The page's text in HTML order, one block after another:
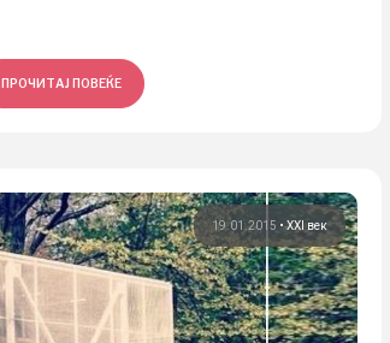
ПРОЧИТАЈ ПОВЕЌЕ
19.01.2015 •XXI век